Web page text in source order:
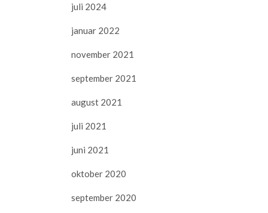
juli 2024
januar 2022
november 2021
september 2021
august 2021
juli 2021
juni 2021
oktober 2020
september 2020